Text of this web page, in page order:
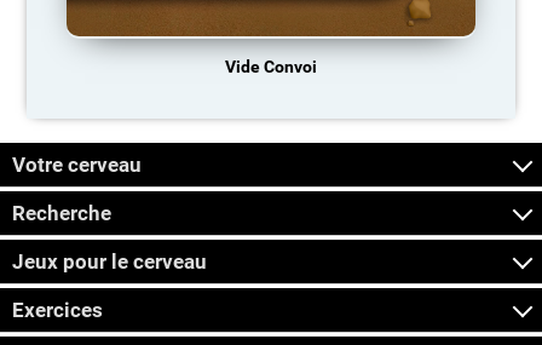
Vide Convoi
Votre cerveau
Recherche
Jeux pour le cerveau
Exercices